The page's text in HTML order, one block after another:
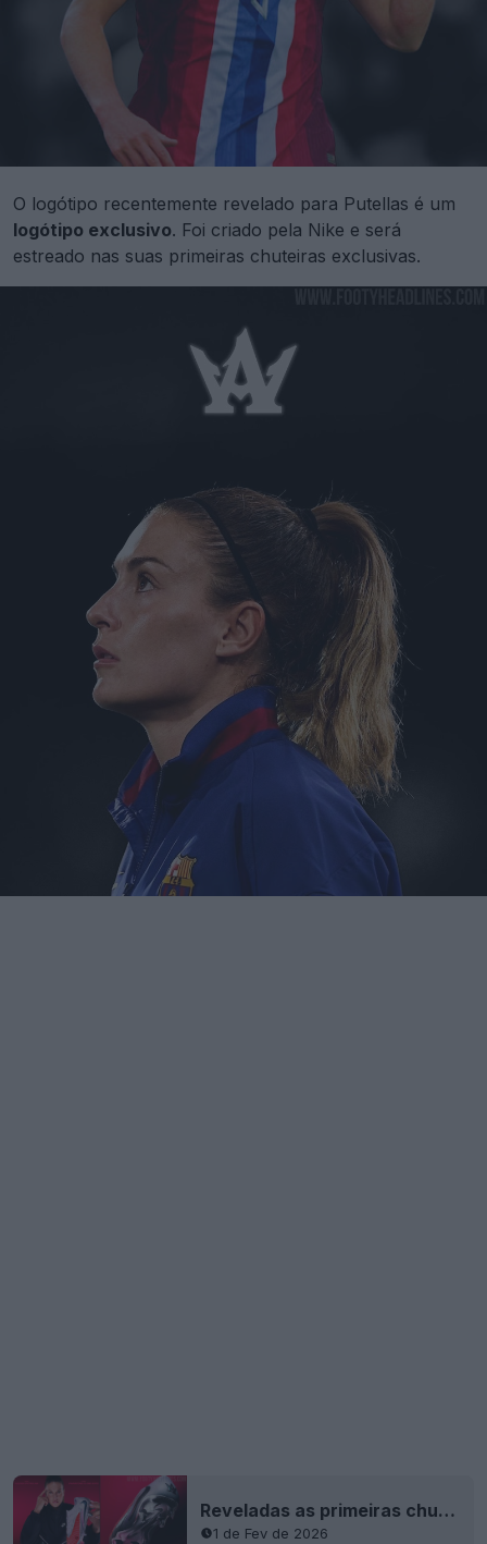
O logótipo recentemente revelado para Putellas é um
logótipo exclusivo. Foi criado pela Nike e será
estreado nas suas primeiras chuteiras exclusivas.
Reveladas as primeiras chuteiras exclusivas da Nike Alexia Putellas
1 de Fev de 2026